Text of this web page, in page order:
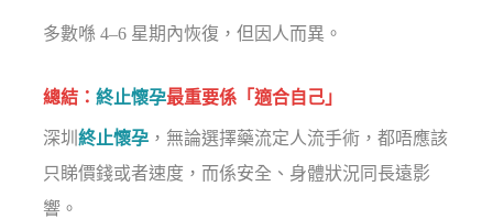
多數喺 4–6 星期內恢復，但因人而異。
總結：終止懷孕最重要係「適合自己」
深圳終止懷孕 ，無論選擇藥流定人流手術，都唔應該
只睇價錢或者速度，而係安全、身體狀況同長遠影
響。